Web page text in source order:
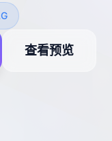
查看预览